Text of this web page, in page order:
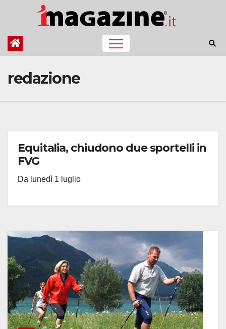
redazione
Equitalia, chiudono due sportelli in
FVG
Da lunedì 1 luglio